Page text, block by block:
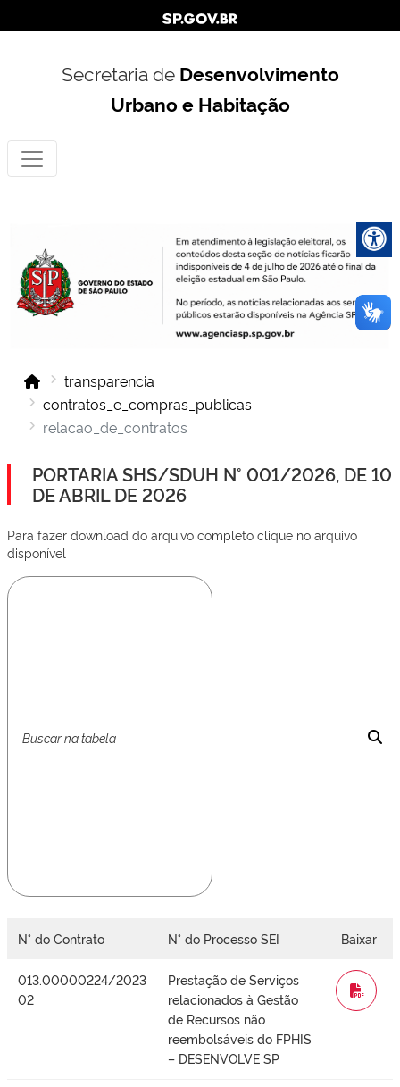
Secretaria de Desenvolvimento
Urbano e Habitação
transparencia
contratos_e_compras_publicas
relacao_de_contratos
PORTARIA SHS/SDUH N° 001/2026, DE 10
DE ABRIL DE 2026
Para fazer download do arquivo completo clique no arquivo
disponível
N° do Contrato N° do Processo SEI Baixar
013.00000224/2023
02
Prestação de Serviços
relacionados à Gestão
de Recursos não
reembolsáveis do FPHIS
– DESENVOLVE SP
WORD